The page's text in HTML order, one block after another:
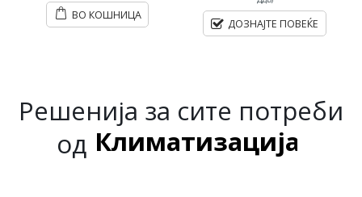
ВО КОШНИЦА
ДОЗНАЈТЕ ПОВЕЌЕ
Решенија за сите потреби
од
Климатизација
Вентилација